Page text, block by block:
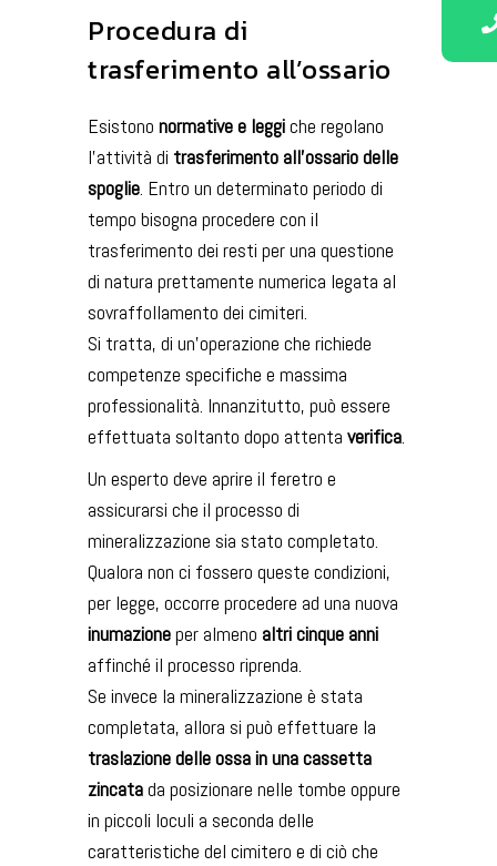
Procedura di
trasferimento all’ossario
Esistono normativee leggiche regolano
l’attività di trasferimento all’ossario delle
spoglie. Entro un determinato periodo di
tempo bisogna procedere con il
trasferimento dei resti per una questione
di natura prettamente numerica legata al
sovraffollamento dei cimiteri.
Si tratta, di un’operazione che richiede
competenze specifiche e massima
professionalità. Innanzitutto, può essere
effettuata soltanto dopo attenta verifica.
Un esperto deve aprire il feretro e
assicurarsi che il processo di
mineralizzazione sia stato completato.
Qualora non ci fossero queste condizioni,
per legge, occorre procedere ad una nuova
inumazioneper almeno altri cinque anni
affinché il processo riprenda.
Se invece la mineralizzazione è stata
completata, allora si può effettuare la
traslazione delle ossa in una cassetta
zincatada posizionare nelle tombe oppure
in piccoli loculi a seconda delle
caratteristiche del cimitero e di ciò che